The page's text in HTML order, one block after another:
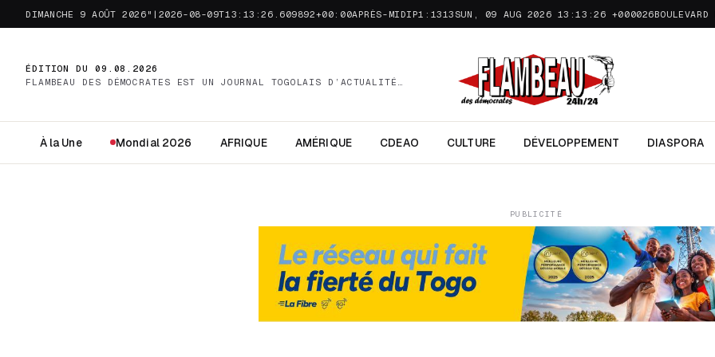
DIMANCHE 9 AOÛT 2026"|2026-08-09T13:13:26.609892+00:00APRÈS-MIDIP1:1313SUN, 09 AUG 2026 13:13:26 +000026
ÉDITION DU 09.08.2026
FLAMBEAU DES DÉMOCRATES EST UN JOURNAL TOGOLAIS D’ACTUALITÉ…
À la Une Mondial 2026 AFRIQUE AMÉRIQUE CDEAO CULTURE DÉVELOPPEMENT DIASPORA
PUBLICITÉ